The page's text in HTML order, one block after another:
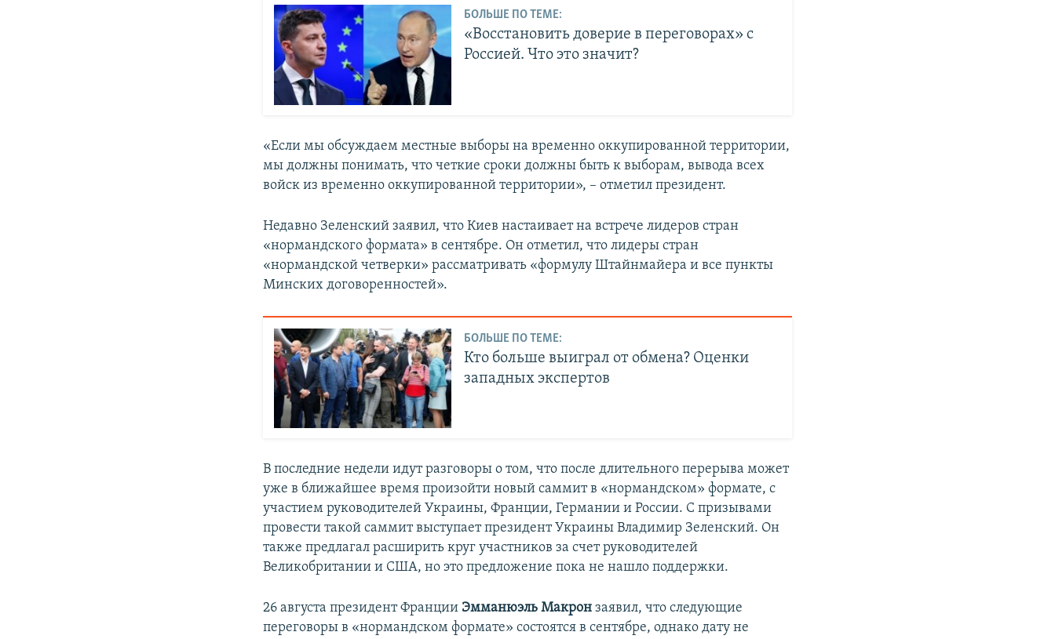
БОЛЬШЕ ПО ТЕМЕ:
«Восстановить доверие в переговорах» с
Россией. Что это значит?
«Если мы обсуждаем местные выборы на временно оккупированной территории,
мы должны понимать, что четкие сроки должны быть к выборам, вывода всех
войск из временно оккупированной территории», – отметил президент.
Недавно Зеленский заявил, что Киев настаивает на встрече лидеров стран
«нормандского формата» в сентябре. Он отметил, что лидеры стран
«нормандской четверки» рассматривать «формулу Штайнмайера и все пункты
Минских договоренностей».
БОЛЬШЕ ПО ТЕМЕ:
Кто больше выиграл от обмена? Оценки
западных экспертов
В последние недели идут разговоры о том, что после длительного перерыва может
уже в ближайшее время произойти новый саммит в «нормандском» формате, с
участием руководителей Украины, Франции, Германии и России. С призывами
провести такой саммит выступает президент Украины Владимир Зеленский. Он
также предлагал расширить круг участников за счет руководителей
Великобритании и США, но это предложение пока не нашло поддержки.
26 августа президент Франции Эмманюэль Макрон заявил, что следующие
переговоры в «нормандском формате» состоятся в сентябре, однако дату не